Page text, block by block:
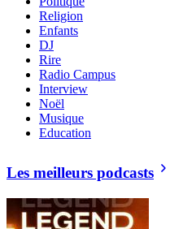
Religion
Enfants
DJ
Rire
Radio Campus
Interview
Noël
Musique
Education
Les meilleurs podcasts